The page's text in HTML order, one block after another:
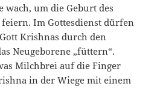
wach, um die Geburt des
Im Gottesdienst dürfen
Krishnas durch den
Neugeborene „füttern“.
Milchbrei auf die Finger
in der Wiege mit einem